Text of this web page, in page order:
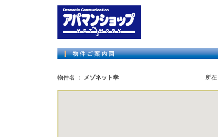
物件名 ： メゾネット幸 所